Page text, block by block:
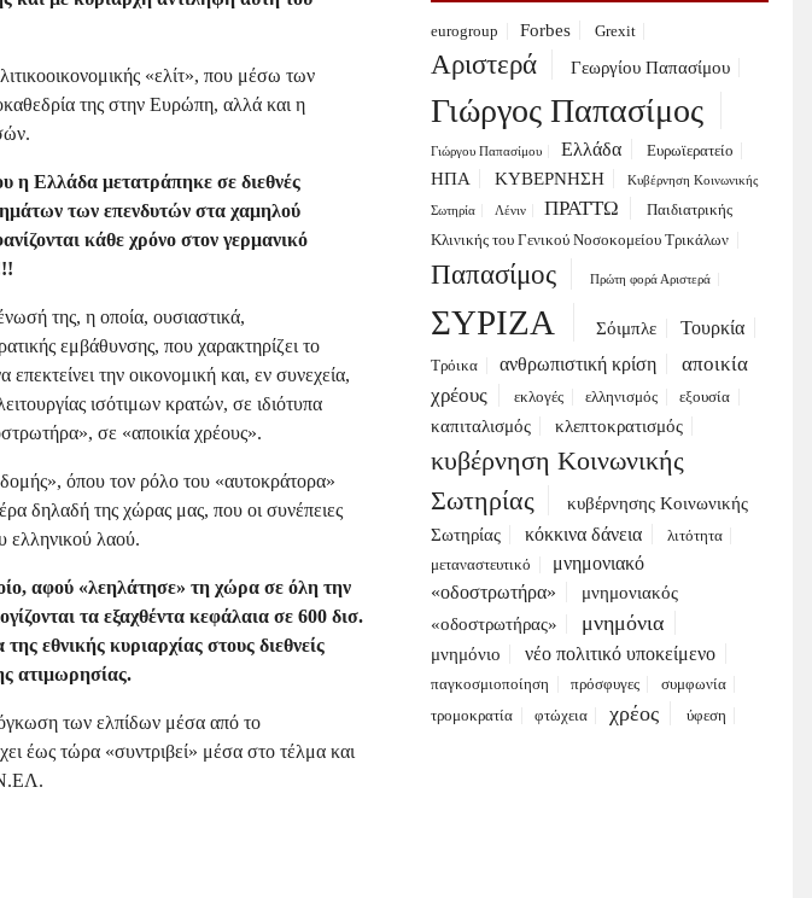
«ελίτ», που μέσω των
της στην Ευρώπη, αλλά και η
η Ελλάδα μετατράπηκε σε διεθνές
των επενδυτών στα χαμηλού
κάθε χρόνο στον γερμανικό
της, η οποία, ουσιαστικά,
εμβάθυνσης, που χαρακτηρίζει το
την οικονομική και, εν συνεχεία,
ισότιμων κρατών, σε ιδιότυπα
σε «αποικία χρέους».
όπου τον ρόλο του «αυτοκράτορα»
δηλαδή της χώρας μας, που οι συνέπειες
ελληνικού λαού.
αφού «λεηλάτησε» τη χώρα σε όλη την
τα εξαχθέντα κεφάλαια σε 600 δισ.
εθνικής κυριαρχίας στους διεθνείς
ατιμωρησίας.
των ελπίδων μέσα από το
έως τώρα «συντριβεί» μέσα στο τέλμα και
eurogroup Forbes Grexit
Αριστερά Γεωργίου Παπασίμου
Γιώργος Παπασίμος
Γιώργου Παπασίμου Ελλάδα Ευρωϊερατείο
ΗΠΑ ΚΥΒΕΡΝΗΣΗ Κυβέρνηση Κοινωνικής
Σωτηρία Λένιν ΠΡΑΤΤΩ
Παιδιατρικής
Κλινικής του Γενικού Νοσοκομείου Τρικάλων
Παπασίμος Πρώτη φορά Αριστερά
ΣΥΡΙΖΑ Σόιμπλε Τουρκία
Τρόικα ανθρωπιστική κρίση
αποικία
χρέους
εκλογές ελληνισμός εξουσία
καπιταλισμός κλεπτοκρατισμός
κυβέρνηση Κοινωνικής
Σωτηρίας
κυβέρνησης Κοινωνικής
Σωτηρίας
κόκκινα δάνεια
λιτότητα
μεταναστευτικό
μνημονιακό
«οδοστρωτήρα»
μνημονιακός
«οδοστρωτήρας»
μνημόνια
μνημόνιο νέο πολιτικό υποκείμενο
παγκοσμιοποίηση πρόσφυγες
συμφωνία
τρομοκρατία
φτώχεια χρέος ύφεση